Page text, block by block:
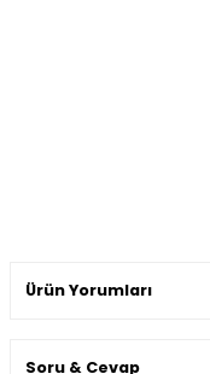
Ürün Yorumları
Soru & Cevap